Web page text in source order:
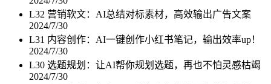
L32 营销软文：AI总结对标素材，高效输出广告文案
2024/7/30
L31 内容创作：AI一键创作小红书笔记，输出效率up！
2024/7/30
L30 选题规划：让AI帮你规划选题，再也不怕灵感枯竭
2024/7/30